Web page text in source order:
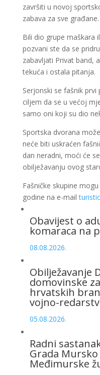
završiti u novoj
zabava za sve građane.
Bili dio grupe maškara
pozvani ste da se
zabavljati Privat band,
tekuća i ostala pitanja.
Serjonski se fašnik
ciljem da se u većoj
samo oni koji su dio
Sportska dvorana
neće biti uskraćen
dan neradni, moći će
obilježavanju ovog
Fašničke skupine
godine na e-mail
Obavijest o
komaraca na
08.08.2026.
Obilježavanje
domovinske
hrvatskih
vojno-
05.08.2026.
Radni
Grada
Međimurske